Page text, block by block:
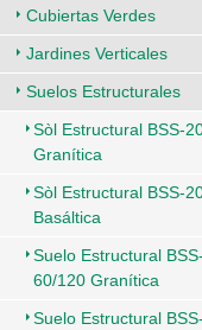
Cubiertas Verdes
Jardines Verticales
Suelos Estructurales
Sòl Estructural BSS-
Granítica
Sòl Estructural BSS-
Basáltica
Suelo Estructural BSS-
60/120 Granítica
Suelo Estructural BSS-